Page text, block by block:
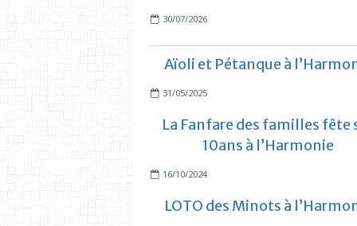
30/07/2026
Aïoli et Pétanque à
31/05/2025
La Fanfare des familles fête
10ans à l’Harmonie
16/10/2024
LOTO des Minots à